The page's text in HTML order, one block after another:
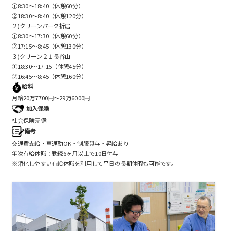
①8:30〜18:40（休憩60分）
②18:30～8:40（休憩120分）
２)クリーンパーク折居
①8:30〜17:30（休憩60分）
②17:15～8:45（休憩130分）
３)クリーン２１長谷山
➀18:30〜17:15（休憩45分）
②16:45～8:45（休憩160分）
給料
月給20万7700円〜29万6000円
加入保険
社会保険完備
備考
交通費支給・車通勤OK・制服貸与・昇給あり
年次有給休暇：勤続6ヶ月以上で10日付与
※消化しやすい有給休暇を利用して平日の長期休暇も可能です。